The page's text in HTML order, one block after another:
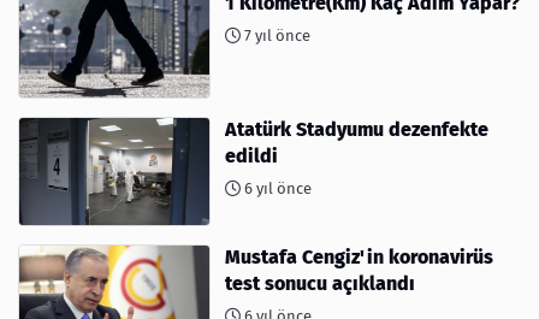
7 yıl önce
Atatürk Stadyumu dezenfekte
edildi
6 yıl önce
Mustafa Cengiz'in koronavirüs
test sonucu açıklandı